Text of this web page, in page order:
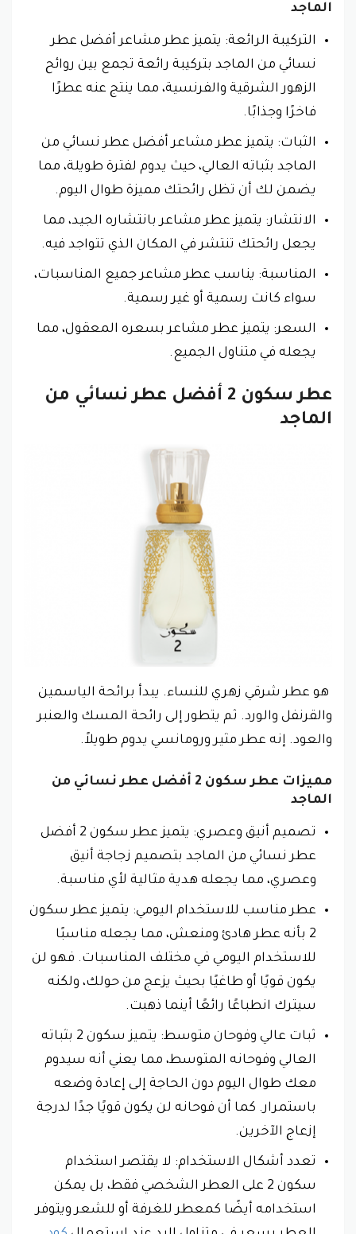
الماجد
التركيبة الرائعة: يتميز عطر مشاعر أفضل عطر
نسائي من الماجد بتركيبة رائعة تجمع بين روائح
الزهور الشرقية والفرنسية، مما ينتج عنه عطرًا
فاخرًا وجذابًا.
الثبات: يتميز عطر مشاعر أفضل عطر نسائي من
الماجد بثباته العالي، حيث يدوم لفترة طويلة، مما
يضمن لك أن تظل رائحتك مميزة طوال اليوم.
الانتشار: يتميز عطر مشاعر بانتشاره الجيد، مما
يجعل رائحتك تنتشر في المكان الذي تتواجد فيه.
المناسبة: يناسب عطر مشاعر جميع المناسبات،
سواء كانت رسمية أو غير رسمية.
السعر: يتميز عطر مشاعر بسعره المعقول، مما
يجعله في متناول الجميع.
عطر سكون 2 أفضل عطر نسائي من
الماجد
هو عطر شرقي زهري للنساء. يبدأ برائحة الياسمين
والقرنفل والورد. ثم يتطور إلى رائحة المسك والعنبر
والعود. إنه عطر مثير ورومانسي يدوم طويلاً.
مميزات عطر سكون 2 أفضل عطر نسائي من
الماجد
تصميم أنيق وعصري: يتميز عطر سكون 2 أفضل
عطر نسائي من الماجد بتصميم زجاجة أنيق
وعصري، مما يجعله هدية مثالية لأي مناسبة.
عطر مناسب للاستخدام اليومي: يتميز عطر سكون
2 بأنه عطر هادئ ومنعش، مما يجعله مناسبًا
للاستخدام اليومي في مختلف المناسبات. فهو لن
يكون قويًا أو طاغيًا بحيث يزعج من حولك، ولكنه
سيترك انطباعًا رائعًا أينما ذهبت.
ثبات عالي وفوحان متوسط: يتميز سكون 2 بثباته
العالي وفوحانه المتوسط، مما يعني أنه سيدوم
معك طوال اليوم دون الحاجة إلى إعادة وضعه
باستمرار. كما أن فوحانه لن يكون قويًا جدًا لدرجة
إزعاج الآخرين.
تعدد أشكال الاستخدام: لا يقتصر استخدام
سكون 2 على العطر الشخصي فقط، بل يمكن
استخدامه أيضًا كمعطر للغرفة أو للشعر ويتوفر